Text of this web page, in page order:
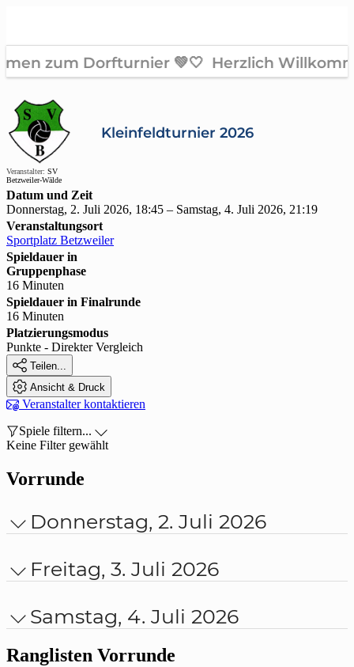
Veranstalter: SV
Betzweiler-Wälde
Kleinfeldturnier 2026
Datum und Zeit
Donnerstag, 2. Juli 2026, 18:45 – Samstag, 4. Juli 2026, 21:19
Veranstaltungsort
Sportplatz Betzweiler
Spieldauer in
Gruppenphase
16 Minuten
Spieldauer in Finalrunde
16 Minuten
Platzierungsmodus
Punkte - Direkter Vergleich
 Teilen...
 Ansicht & Druck
 Veranstalter kontaktieren
Spiele filtern... 
Keine Filter gewählt
Vorrunde
 Donnerstag, 2. Juli 2026
 Freitag, 3. Juli 2026
 Samstag, 4. Juli 2026
Ranglisten Vorrunde